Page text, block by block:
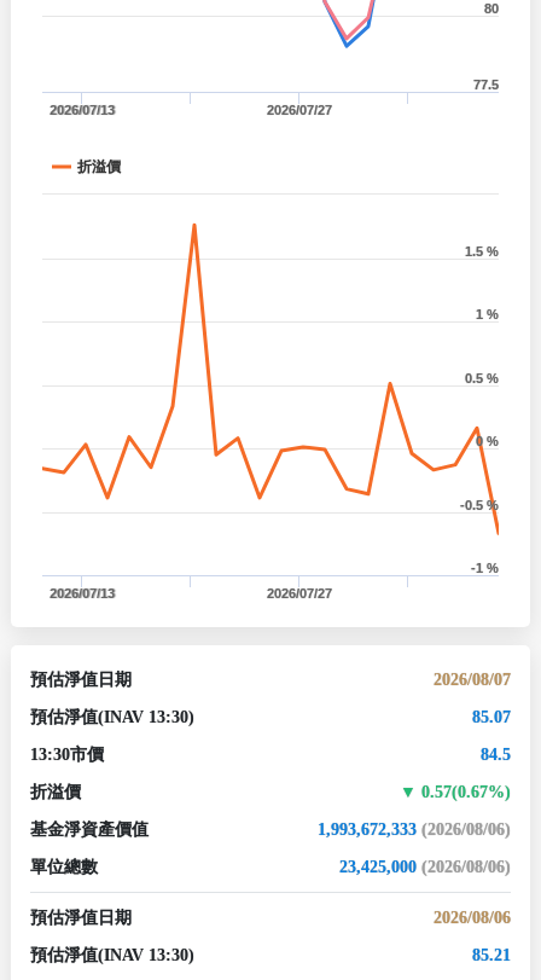
2026/07/13 2026/07/27
77.5
80
折溢價
2026/07/13 2026/07/27
-1 %
-0.5 %
0 %
0.5 %
1 %
1.5 %
預估淨值日期 2026/08/07
預估淨值(INAV 13:30) 85.07
13:30市價 84.5
折溢價 0.57(0.67%)
基金淨資產價值 1,993,672,333 (2026/08/06)
單位總數 23,425,000 (2026/08/06)
預估淨值日期 2026/08/06
預估淨值(INAV 13:30) 85.21